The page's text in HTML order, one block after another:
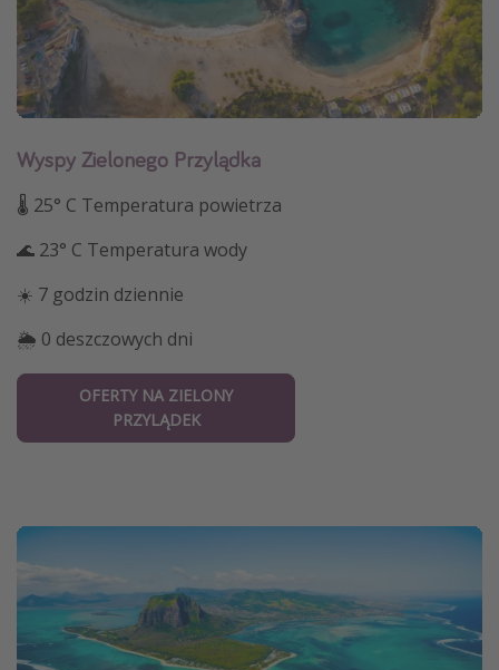
Wyspy Zielonego Przylądka
🌡 25° C Temperatura powietrza
🌊 23° C Temperatura wody
☀️ 7 godzin dziennie
🌦 0 deszczowych dni
OFERTY NA ZIELONY
PRZYLĄDEK